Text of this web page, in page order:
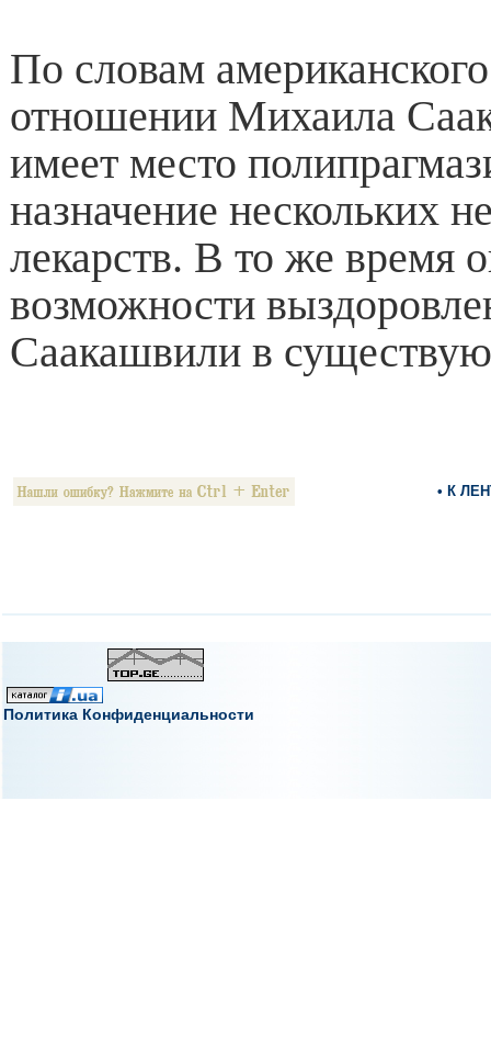
По словам
отношении Михаила
имеет место
назначение нескольких
лекарств. В то же время
возможности
Саакашвили в
• К
Политика Конфиденциальности